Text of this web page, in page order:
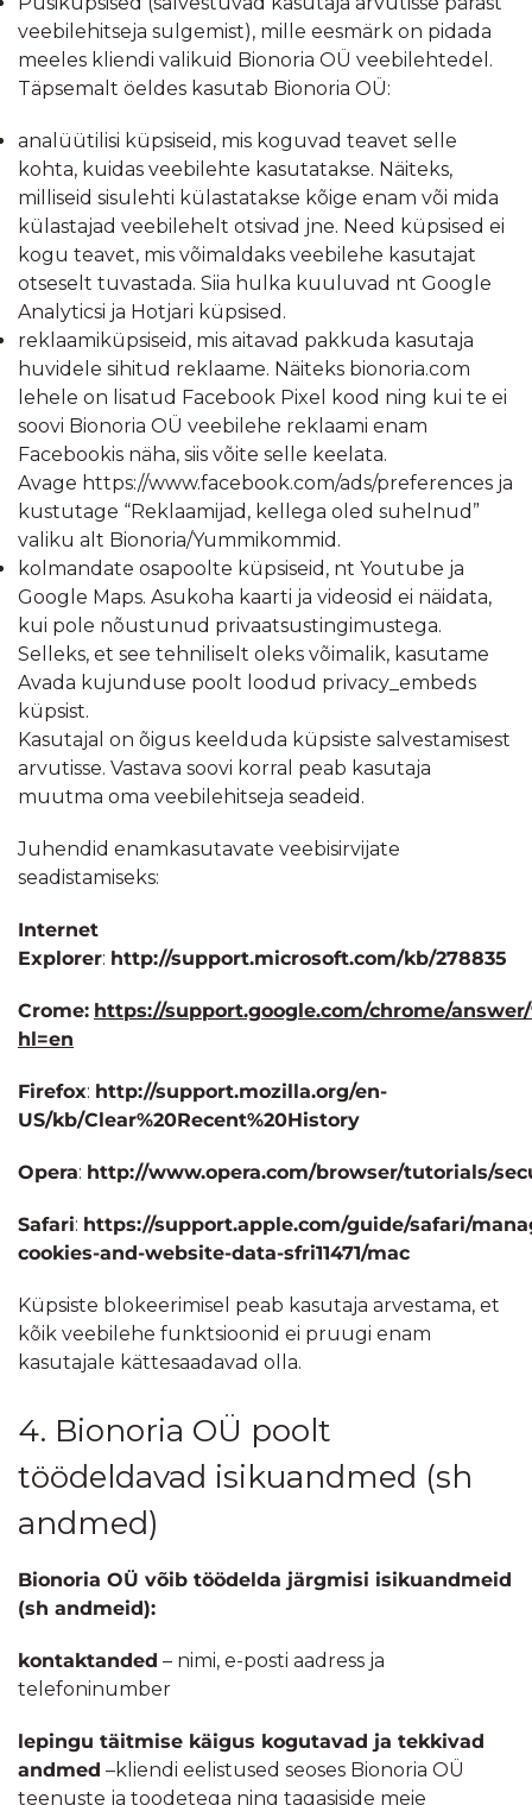
veebilehitseja sulgemist), mille eesmärk on pidada
meeles kliendi valikuid Bionoria OÜ veebilehtedel.
Täpsemalt öeldes kasutab Bionoria OÜ:
analüütilisi küpsiseid, mis koguvad teavet selle
kohta, kuidas veebilehte kasutatakse. Näiteks,
milliseid sisulehti külastatakse kõige enam või mida
külastajad veebilehelt otsivad jne. Need küpsised ei
kogu teavet, mis võimaldaks veebilehe kasutajat
otseselt tuvastada. Siia hulka kuuluvad nt Google
Analyticsi ja Hotjari küpsised.
reklaamiküpsiseid, mis aitavad pakkuda kasutaja
huvidele sihitud reklaame. Näiteks bionoria.com
lehele on lisatud Facebook Pixel kood ning kui te ei
soovi Bionoria OÜ veebilehe reklaami enam
Facebookis näha, siis võite selle keelata.
Avage https://www.facebook.com/ads/preferences ja
kustutage “Reklaamijad, kellega oled suhelnud”
valiku alt Bionoria/Yummikommid.
kolmandate osapoolte küpsiseid, nt Youtube ja
Google Maps. Asukoha kaarti ja videosid ei näidata,
kui pole nõustunud privaatsustingimustega.
Selleks, et see tehniliselt oleks võimalik, kasutame
Avada kujunduse poolt loodud privacy_embeds
küpsist.
Kasutajal on õigus keelduda küpsiste salvestamisest
arvutisse. Vastava soovi korral peab kasutaja
muutma oma veebilehitseja seadeid.
Juhendid enamkasutavate veebisirvijate
seadistamiseks:
Internet
Explorer: http://support.microsoft.com/kb/278835
Crome: https://support.google.com/chrome/answer/
hl=en
Firefox: http://support.mozilla.org/en-
US/kb/Clear%20Recent%20History
Opera: http://www.opera.com/browser/tutorials/
Safari: https://support.apple.com/guide/safari/
cookies-and-website-data-sfri11471/mac
Küpsiste blokeerimisel peab kasutaja arvestama, et
kõik veebilehe funktsioonid ei pruugi enam
kasutajale kättesaadavad olla.
4. Bionoria OÜ poolt
töödeldavad isikuandmed (sh
andmed)
Bionoria OÜ võib töödelda järgmisi isikuandmeid
(sh andmeid):
kontaktanded – nimi, e-posti aadress ja
telefoninumber
lepingu täitmise käigus kogutavad ja tekkivad
andmed –kliendi eelistused seoses Bionoria OÜ
teenuste ja toodetega ning tagasiside meie